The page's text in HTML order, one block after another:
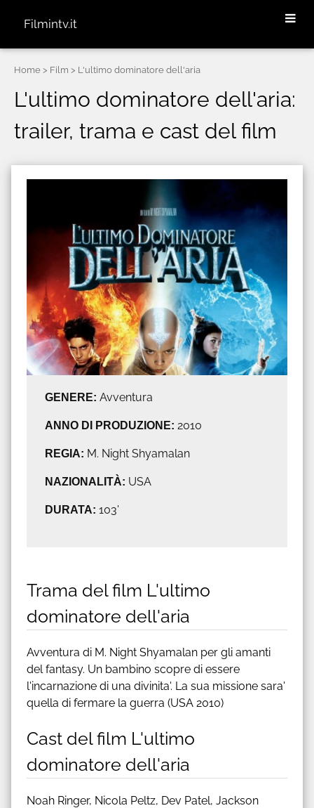
Filmintv.it
Home > Film > L'ultimo dominatore dell'aria
L'ultimo dominatore dell'aria:
trailer, trama e cast del film
GENERE: Avventura
ANNO DI PRODUZIONE: 2010
REGIA: M. Night Shyamalan
NAZIONALITÀ: USA
DURATA: 103'
Trama del film L'ultimo
dominatore dell'aria
Avventura di M. Night Shyamalan per gli amanti
del fantasy. Un bambino scopre di essere
l'incarnazione di una divinita'. La sua missione sara'
quella di fermare la guerra (USA 2010)
Cast del film L'ultimo
dominatore dell'aria
Noah Ringer, Nicola Peltz, Dev Patel, Jackson